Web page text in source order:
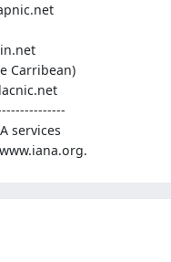
Carribean)
services